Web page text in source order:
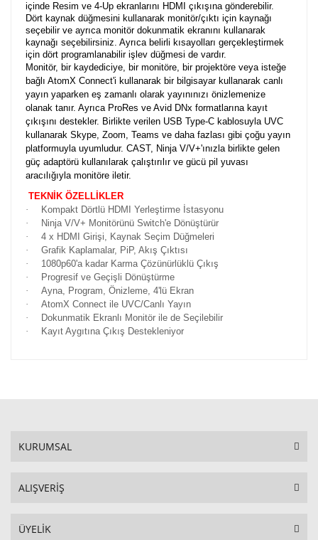
içinde Resim ve 4-Up ekranlarını HDMI çıkışına gönderebilir.
Dört kaynak düğmesini kullanarak monitör/çıktı için kaynağı
seçebilir ve ayrıca monitör dokunmatik ekranını kullanarak
kaynağı seçebilirsiniz. Ayrıca belirli kısayolları gerçekleştirmek
için dört programlanabilir işlev düğmesi de vardır.
Monitör, bir kaydediciye, bir monitöre, bir projektöre veya isteğe
bağlı AtomX Connect'i kullanarak bir bilgisayar kullanarak canlı
yayın yaparken eş zamanlı olarak yayınınızı önizlemenize
olanak tanır. Ayrıca ProRes ve Avid DNx formatlarına kayıt
çıkışını destekler. Birlikte verilen USB Type-C kablosuyla UVC
kullanarak Skype, Zoom, Teams ve daha fazlası gibi çoğu yayın
platformuyla uyumludur. CAST, Ninja V/V+'ınızla birlikte gelen
güç adaptörü kullanılarak çalıştırılır ve gücü pil yuvası
aracılığıyla monitöre iletir.
TEKNİK ÖZELLİKLER
·
Kompakt Dörtlü HDMI Yerleştirme İstasyonu
·
Ninja V/V+ Monitörünü Switch'e Dönüştürür
·
4 x HDMI Girişi, Kaynak Seçim Düğmeleri
·
Grafik Kaplamalar, PiP, Akış Çıktısı
·
1080p60'a kadar Karma Çözünürlüklü Çıkış
·
Progresif ve Geçişli Dönüştürme
·
Ayna, Program, Önizleme, 4'lü Ekran
·
AtomX Connect ile UVC/Canlı Yayın
·
Dokunmatik Ekranlı Monitör ile de Seçilebilir
·
Kayıt Aygıtına Çıkış Destekleniyor
KURUMSAL
ALIŞVERİŞ
ÜYELİK